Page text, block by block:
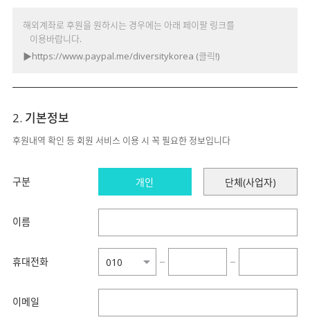
해외계좌로 후원을 원하시는 경우에는 아래 페이팔 링크를
이용바랍니다.
▶https://www.paypal.me/diversitykorea (클릭!)
2. 기본정보
후원내역 확인 등 회원 서비스 이용 시 꼭 필요한 정보입니다
구분 개인 단체(사업자)
이름
휴대전화 − −
이메일